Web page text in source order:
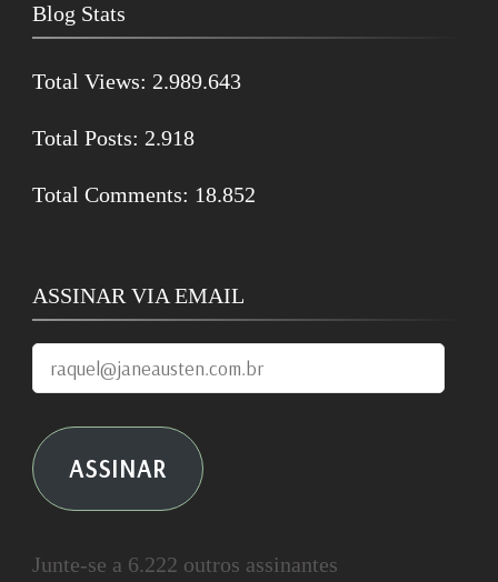
Blog Stats
Total Views: 2.989.643
Total Posts: 2.918
Total Comments: 18.852
ASSINAR VIA EMAIL
raquel@janeausten.com.br
ASSINAR
Junte-se a 6.222 outros assinantes